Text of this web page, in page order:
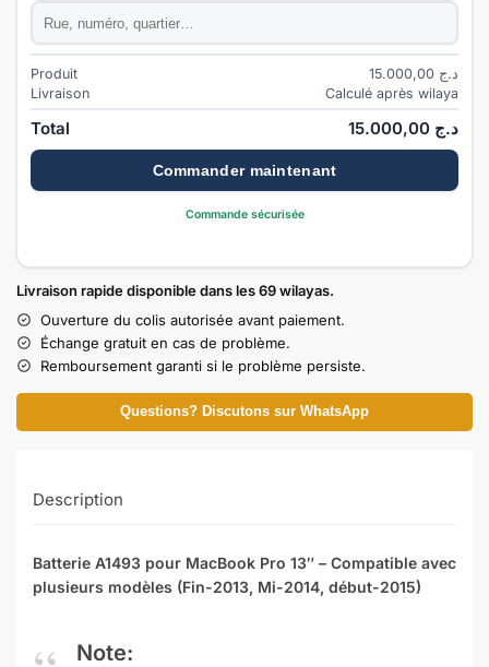
Adresse
Produit د.ج
Livraison
Calculé après wilaya
Total د.ج
Commander maintenant
Commande sécurisée
Livraison rapide disponible dans les 69 wilayas.
Ouverture du colis autorisée avant paiement.
Échange gratuit en cas de problème.
Remboursement garanti si le problème persiste.
Questions? Discutons sur WhatsApp
Description
Batterie A1493 pour MacBook Pro 13″ – Compatible avec
plusieurs modèles (Fin-2013, Mi-2014, début-2015)
Note: